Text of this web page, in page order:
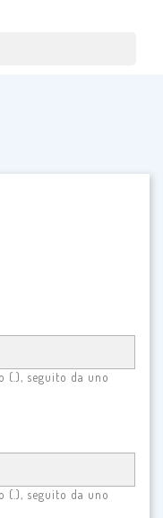
(.), seguito da uno
(.), seguito da uno